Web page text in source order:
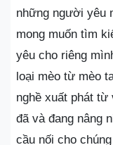
những người yêu
mong muốn tìm
yêu cho riêng
loại mèo từ mèo
nghề xuất phát
đã và đang nâng
cầu nối cho